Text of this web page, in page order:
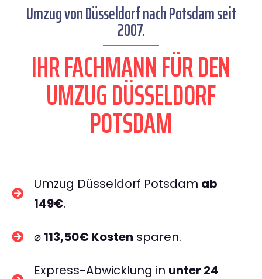
Umzug von Düsseldorf nach Potsdam seit
2007.
IHR FACHMANN FÜR DEN
UMZUG DÜSSELDORF
POTSDAM
Umzug Düsseldorf Potsdam ab
149€.
⌀ 113,50€ Kosten sparen.
Express-Abwicklung in unter 24